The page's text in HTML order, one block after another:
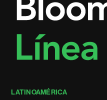
LATINOAMÉRICA